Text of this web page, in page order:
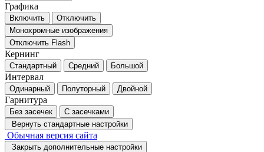
Графика
Включить
Отключить
Монохромные изображения
Отключить Flash
Кернинг
Стандартный Средний Большой
Интервал
Одинарный Полуторный Двойной
Гарнитура
Без засечек
С засечками
Вернуть стандартные настройки
Обычная версия сайта
Закрыть дополнительные настройки